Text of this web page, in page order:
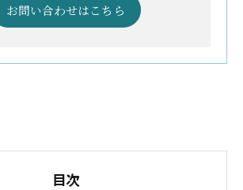
お問い合わせはこちら
目次